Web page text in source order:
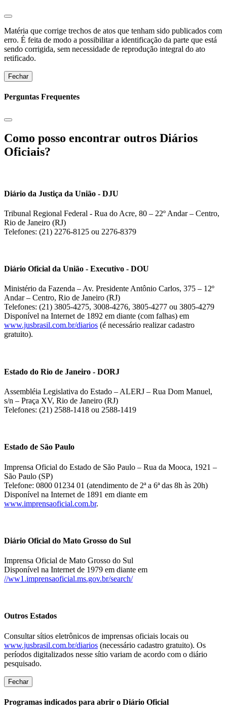
Matéria que corrige trechos de atos que tenham sido publicados com
erro. É feita de modo a possibilitar a identificação da parte que está
sendo corrigida, sem necessidade de reprodução integral do ato
retificado.
Fechar
Perguntas Frequentes
Como posso encontrar outros Diários
Oficiais?
Diário da Justiça da União - DJU
Tribunal Regional Federal - Rua do Acre, 80 – 22º Andar – Centro,
Rio de Janeiro (RJ)
Telefones: (21) 2276-8125 ou 2276-8379
Diário Oficial da União - Executivo - DOU
Ministério da Fazenda – Av. Presidente Antônio Carlos, 375 – 12º
Andar – Centro, Rio de Janeiro (RJ)
Telefones: (21) 3805-4275, 3008-4276, 3805-4277 ou 3805-4279
Disponível na Internet de 1892 em diante (com falhas) em
www.jusbrasil.com.br/diarios (é necessário realizar cadastro
gratuito).
Estado do Rio de Janeiro - DORJ
Assembléia Legislativa do Estado – ALERJ – Rua Dom Manuel,
s/n – Praça XV, Rio de Janeiro (RJ)
Telefones: (21) 2588-1418 ou 2588-1419
Estado de São Paulo
Imprensa Oficial do Estado de São Paulo – Rua da Mooca, 1921 –
São Paulo (SP)
Telefone: 0800 01234 01 (atendimento de 2ª a 6ª das 8h às 20h)
Disponível na Internet de 1891 em diante em
www.imprensaoficial.com.br.
Diário Oficial do Mato Grosso do Sul
Imprensa Oficial de Mato Grosso do Sul
Disponível na Internet de 1979 em diante em
//ww1.imprensaoficial.ms.gov.br/search/
Outros Estados
Consultar sítios eletrônicos de imprensas oficiais locais ou
www.jusbrasil.com.br/diarios (necessário cadastro gratuito). Os
períodos digitalizados nesse sítio variam de acordo com o diário
pesquisado.
Fechar
Programas indicados para abrir o Diário Oficial